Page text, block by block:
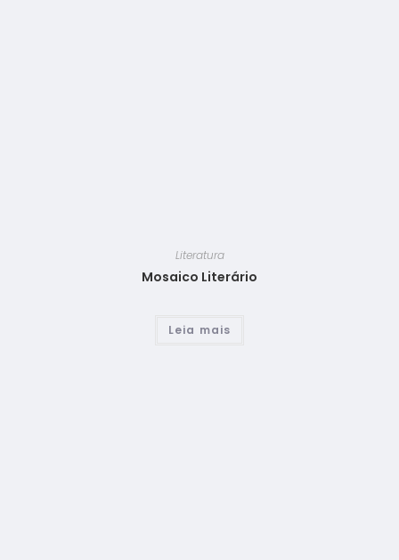
Literatura
Mosaico Literário
Leia mais